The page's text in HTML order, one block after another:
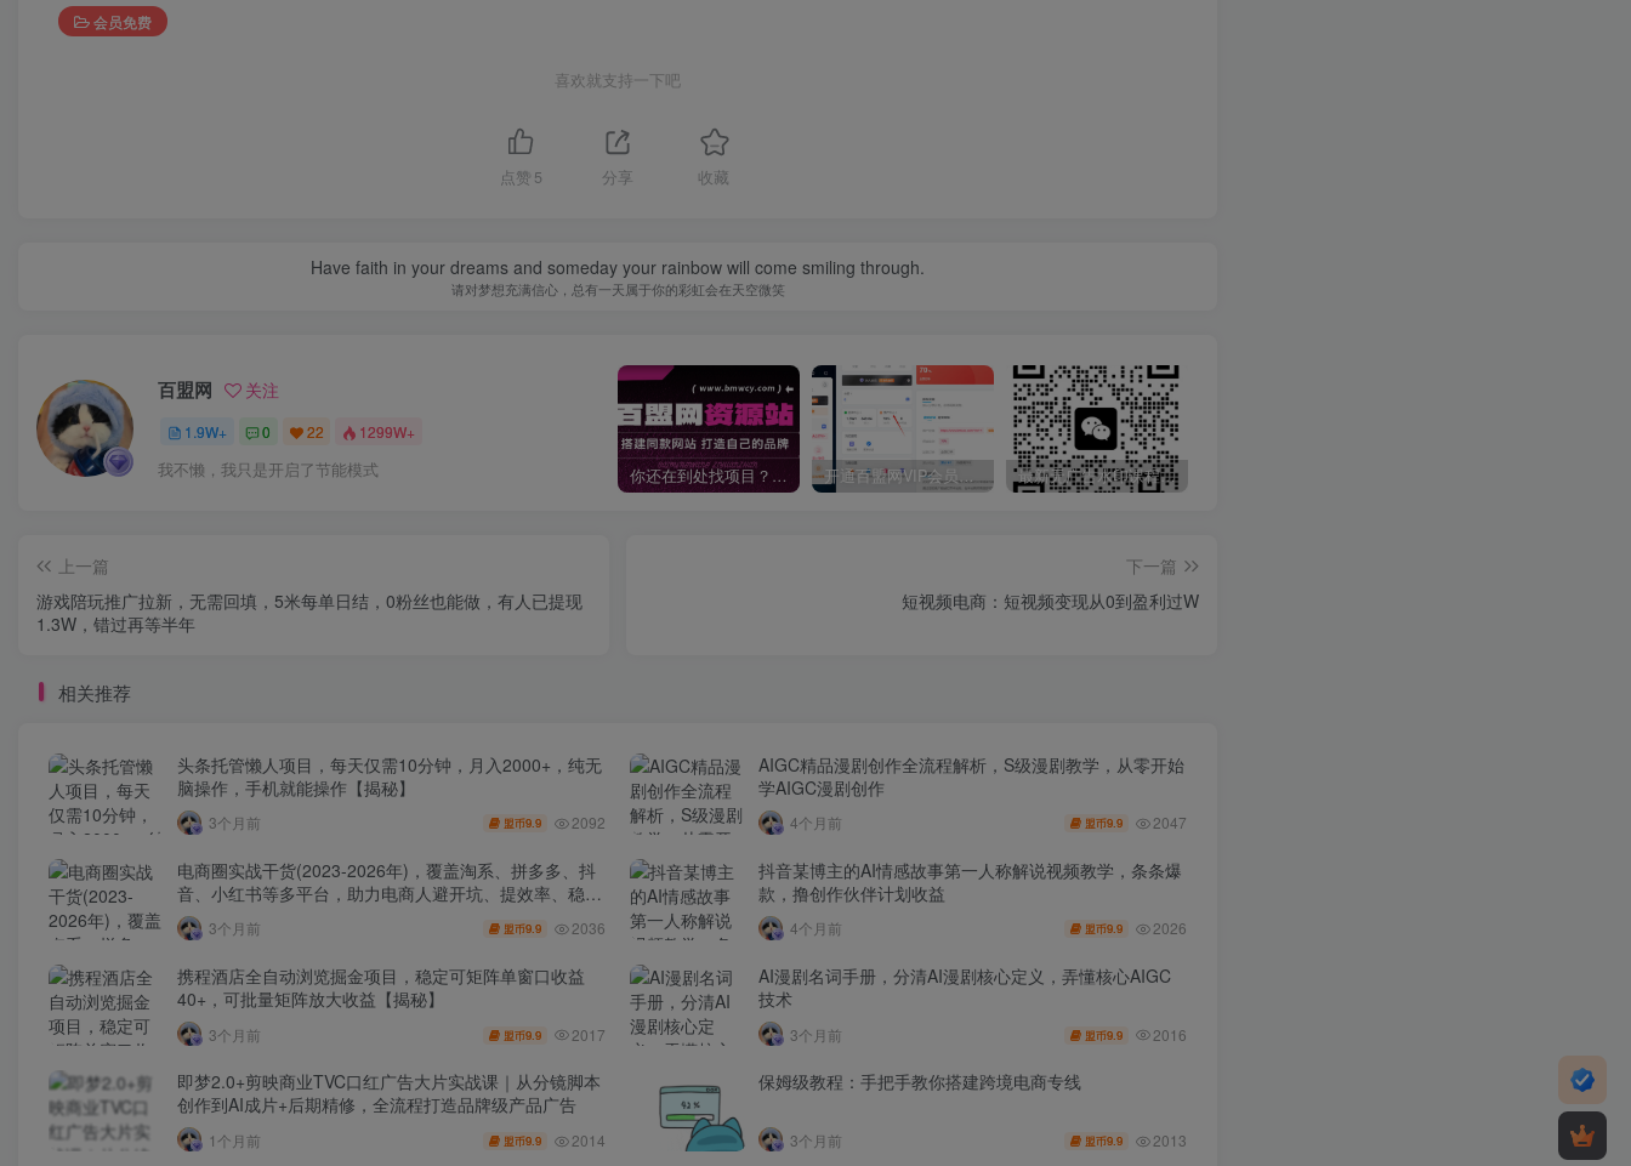
会员免费
喜欢就支持一下吧
点赞 5 分享 收藏
Have faith in your dreams and someday your rainbow will come smiling through.
请对梦想充满信心，总有一天属于你的彩虹会在天空微笑
百盟网 关注
1.9W+ 0 22 1299W+
我不懒，我只是开启了节能模式 你还在到处找项目？还在当韭菜？我靠卖项目一个月收入5万+，曾经我也是个失败者。 最新无广告水印课程资源 长期更新
上一篇
游戏陪玩推广拉新，无需回填，5米每单日结，0粉丝也能做，有人已提现
1.3W，错过再等半年
下一篇
短视频电商：短视频变现从0到盈利过W
相关推荐
头条托管懒人项目，每天仅需10分钟，月入2000+，纯无
脑操作，手机就能操作【揭秘】
3个月前 盟币9.9 2092
AIGC精品漫剧创作全流程解析，S级漫剧教学，从零开始
学AIGC漫剧创作
4个月前 盟币9.9 2047
电商圈实战干货(2023-2026年)，覆盖淘系、拼多多、抖
音、小红书等多平台，助力电商人避开坑、提效率、稳盈
利(更新4月)
3个月前 盟币9.9 2036
抖音某博主的AI情感故事第一人称解说视频教学，条条爆
款，撸创作伙伴计划收益
4个月前 盟币9.9 2026
携程酒店全自动浏览掘金项目，稳定可矩阵单窗口收益
40+，可批量矩阵放大收益【揭秘】
3个月前 盟币9.9 2017
AI漫剧名词手册，分清AI漫剧核心定义，弄懂核心AIGC
技术
3个月前 盟币9.9 2016
即梦2.0+剪映商业TVC口红广告大片实战课｜从分镜脚本
创作到AI成片+后期精修，全流程打造品牌级产品广告
1个月前 盟币9.9 2014
保姆级教程：手把手教你搭建跨境电商专线
3个月前 盟币9.9 2013